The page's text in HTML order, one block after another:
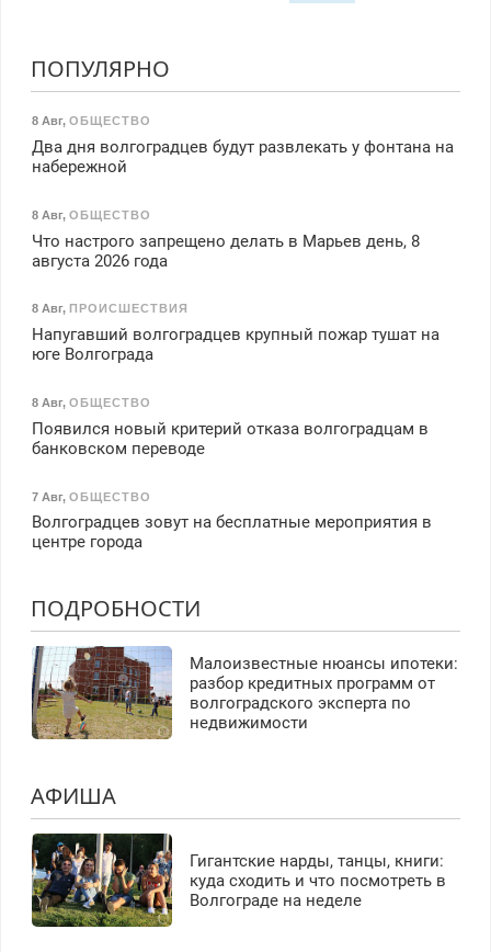
ПОПУЛЯРНО
8 Авг, ОБЩЕСТВО
Два дня волгоградцев будут развлекать у фонтана на
набережной
8 Авг, ОБЩЕСТВО
Что настрого запрещено делать в Марьев день, 8
августа 2026 года
8 Авг, ПРОИСШЕСТВИЯ
Напугавший волгоградцев крупный пожар тушат на
юге Волгограда
8 Авг, ОБЩЕСТВО
Появился новый критерий отказа волгоградцам в
банковском переводе
7 Авг, ОБЩЕСТВО
Волгоградцев зовут на бесплатные мероприятия в
центре города
ПОДРОБНОСТИ
Малоизвестные нюансы ипотеки:
разбор кредитных программ от
волгоградского эксперта по
недвижимости
АФИША
Гигантские нарды, танцы, книги:
куда сходить и что посмотреть в
Волгограде на неделе